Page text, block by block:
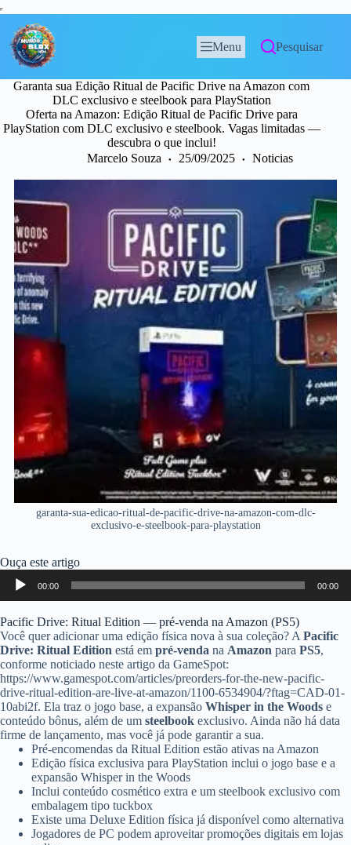
Menu Pesquisar
Garanta sua Edição Ritual de Pacific Drive na Amazon com
DLC exclusivo e steelbook para PlayStation
Oferta na Amazon: Edição Ritual de Pacific Drive para
PlayStation com DLC exclusivo e steelbook. Vagas limitadas —
descubra o que inclui!
Marcelo Souza
25/09/2025 Noticias
garanta-sua-edicao-ritual-de-pacific-drive-na-amazon-com-dlc-
exclusivo-e-steelbook-para-playstation
Ouça este artigo
Tocador
áudio
00:00 00:00
Pacific Drive: Ritual Edition — pré-venda na Amazon (PS5)
Você quer adicionar uma edição física nova à sua coleção? A Pacific
Drive: Ritual Edition está em pré-venda na Amazon para PS5,
conforme noticiado neste artigo da GameSpot:
https://www.gamespot.com/articles/preorders-for-the-new-pacific-
drive-ritual-edition-are-live-at-amazon/1100-6534904/?ftag=CAD-01-
10abi2f. Ela traz o jogo base, a expansão Whisper in the Woods e
conteúdo bônus, além de um steelbook exclusivo. Ainda não há data
firme de lançamento, mas você já pode garantir a sua.
Pré-encomendas da Ritual Edition estão ativas na Amazon
Edição física exclusiva para PlayStation inclui o jogo base e a
expansão Whisper in the Woods
Inclui conteúdo cosmético extra e um steelbook exclusivo com
embalagem tipo tuckbox
Existe uma Deluxe Edition física já disponível como alternativa
Jogadores de PC podem aproveitar promoções digitais em lojas